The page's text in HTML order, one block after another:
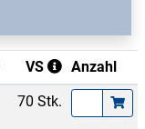
VS Anzahl
70 Stk.